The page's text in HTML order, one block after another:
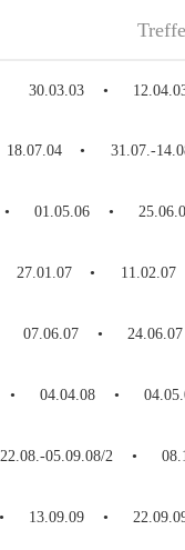
30.03.03
18.07.04 31.07.-
01.05.06
27.01.07 11.02.07
07.06.07 24.06.07
04.04.08
22.08.-05.09.08/2
13.09.09